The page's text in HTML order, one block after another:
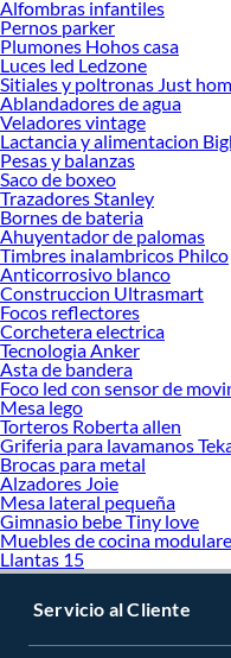
Encuentra una amplia variedad
Encuentra todo lo necesario para
¡Visítanos y haz tus ideas realidad!
Alfombras infantiles
Pernos parker
Plumones Hohos casa
Luces led Ledzone
Sitiales y poltronas Just
Ablandadores de agua
Veladores vintage
Lactancia y alimentacion
Pesas y balanzas
Saco de boxeo
Trazadores Stanley
Bornes de bateria
Ahuyentador de palomas
Timbres inalambricos Philco
Anticorrosivo blanco
Construccion Ultrasmart
Focos reflectores
Corchetera electrica
Tecnologia Anker
Asta de bandera
Foco led con sensor de
Mesa lego
Torteros Roberta allen
Griferia para lavamanos
Brocas para metal
Alzadores Joie
Mesa lateral pequeña
Gimnasio bebe Tiny love
Muebles de cocina
Llantas 15
Servicio al Cliente